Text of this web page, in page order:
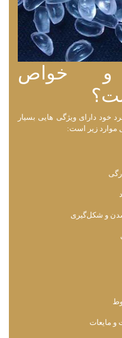
و خواص
خود دارای ویژگی هایی بسیار
موارد زیر است:
و شکل‌گیری
و مایعات